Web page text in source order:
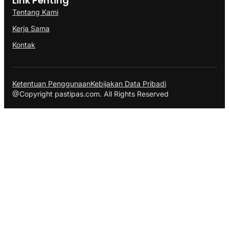
Tentang Kami
Kerja Sama
Kontak
Ketentuan PenggunaanKebijakan Data Pribadi
@Copyright pastipas.com. All Rights Reserved